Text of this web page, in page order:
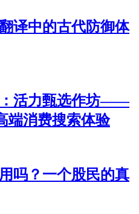
译中的古代防御体
活力甄选作坊——
端消费搜索体验
吗？一个股民的真